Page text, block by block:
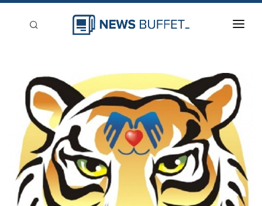
新聞稿分類
刊登